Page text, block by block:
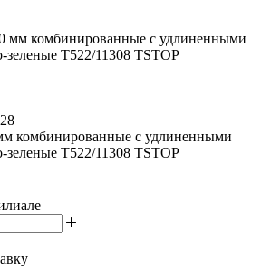
мм комбинированные с удлиненными
T522/11308 TSTOP
комбинированные с удлиненными
T522/11308 TSTOP